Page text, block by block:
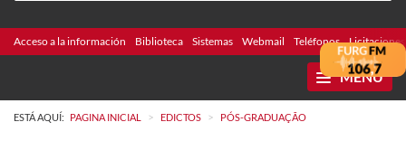
Acceso a la información Biblioteca Sistemas Webmail Teléfonos Licitaciones
MENU
ESTÁ AQUÍ: PAGINA INICIAL > EDICTOS > PÓS-GRADUAÇÃO